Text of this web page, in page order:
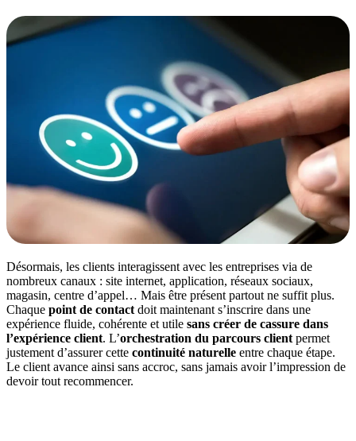
Désormais, les clients interagissent avec les entreprises via de
nombreux canaux : site internet, application, réseaux sociaux,
magasin, centre d’appel… Mais être présent partout ne suffit plus.
Chaque point de contact doit maintenant s’inscrire dans une
expérience fluide, cohérente et utile sans créer de cassure dans
l’expérience client. L’orchestration du parcours client permet
justement d’assurer cette continuité naturelle entre chaque étape.
Le client avance ainsi sans accroc, sans jamais avoir l’impression de
devoir tout recommencer.